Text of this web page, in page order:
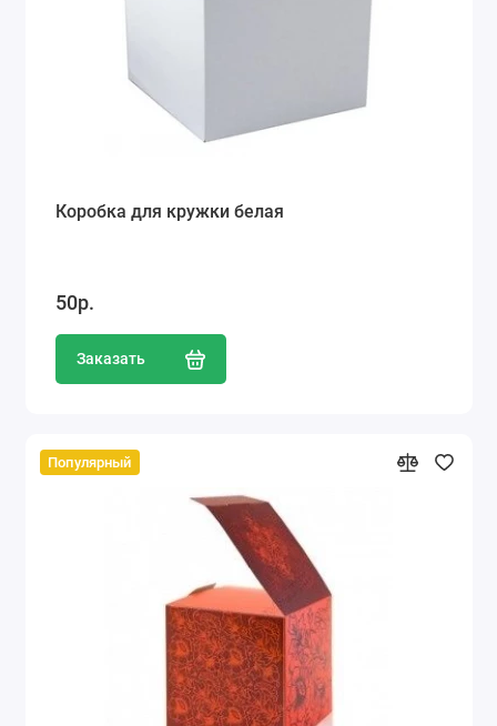
Коробка для кружки белая
50р.
Заказать
Популярный